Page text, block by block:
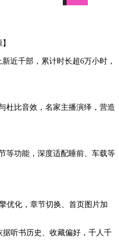
千部，累计时长超6万小时，
比音效，名家主播演绎，营造
功能，深度适配睡前、车载等
化，章节切换、首页图片加
听书历史、收藏偏好，千人千